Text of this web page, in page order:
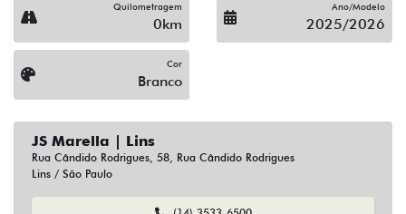
Quilometragem
0km
Ano/Modelo
2025/2026
Cor
Branco
JS Marella | Lins
Rua Cândido Rodrigues, 58, Rua Cândido Rodrigues
Lins / São Paulo